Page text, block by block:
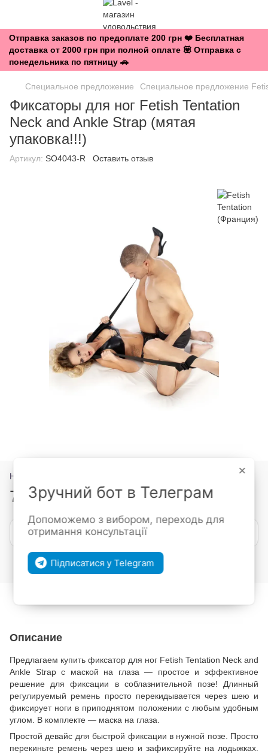
Отправка заказов по предоплате 200 грн ❤️ Бесплатная
доставка от 2000 грн при полной оплате 💟 Отправка с
понедельника по пятницу 🚗
Специальное предложение Специальное предложение
Фиксаторы для ног Fetish Tentation
Neck and Ankle Strap (мятая
упаковка!!!)
Артикул: SO4043-R Оставить отзыв
Нет в наличии
749 грн
Сообщить, когда появится
Войтидля отображения накопительной скидки
Описание
Предлагаем купить фиксатор для ног Fetish Tentation Neck and
Ankle Strap с маской на глаза — простое и эффективное
решение для фиксации в соблазнительной позе! Длинный
регулируемый ремень просто перекидывается через шею и
фиксирует ноги в приподнятом положении с любым удобным
углом. В комплекте — маска на глаза.
Простой девайс для быстрой фиксации в нужной позе. Просто
перекиньте ремень через шею и зафиксируйте на лодыжках.
Зручний бот в Телеграм
Допоможемо з вибором, переходь для
отримання консультації
Підписатися у Telegram
×